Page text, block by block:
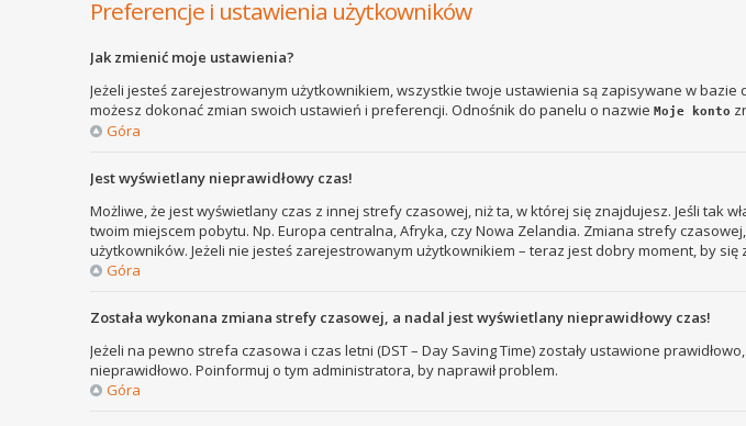
Preferencje i ustawienia użytkowników
Jak zmienić moje ustawienia?
Jeżeli jesteś zarejestrowanym użytkownikiem, wszystkie twoje ustawienia są zapisywane w
możesz dokonać zmian swoich ustawień i preferencji. Odnośnik do panelu o nazwie Moje konto
Góra
Jest wyświetlany nieprawidłowy czas!
Możliwe, że jest wyświetlany czas z innej strefy czasowej, niż ta, w której się znajdujesz. Jeśli tak
twoim miejscem pobytu. Np. Europa centralna, Afryka, czy Nowa Zelandia. Zmiana strefy
użytkowników. Jeżeli nie jesteś zarejestrowanym użytkownikiem – teraz jest dobry moment, by się
Góra
Została wykonana zmiana strefy czasowej, a nadal jest wyświetlany nieprawidłowy czas!
Jeżeli na pewno strefa czasowa i czas letni (DST – Day Saving Time) zostały ustawione
nieprawidłowo. Poinformuj o tym administratora, by naprawił problem.
Góra